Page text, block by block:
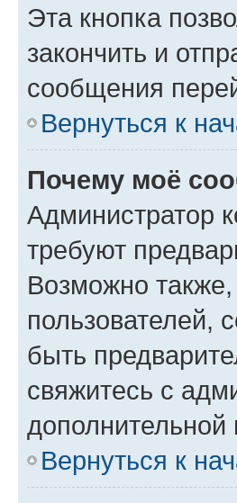
Эта кнопка
закончить и
сообщения
Вернуться к
Почему моё
Администратор
требуют
Возможно
пользователей,
быть
свяжитесь с
Вернуться к